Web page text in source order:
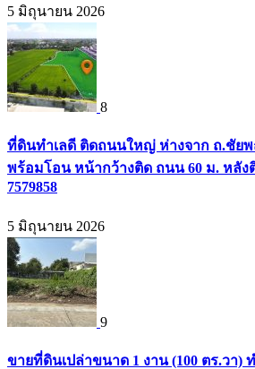
5 มิถุนายน 2026
8
ที่ดินทำเลดี ติดถนนใหญ่ ห่างจาก ถ.ชัยพ
พร้อมโอน หน้ากว้างติด ถนน 60 ม. หลัง
7579858
5 มิถุนายน 2026
9
ขายที่ดินเปล่าขนาด 1 งาน (100 ตร.วา)